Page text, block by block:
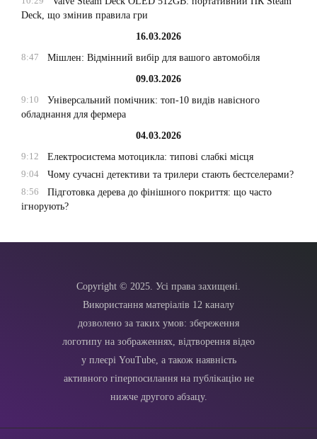
Deck, що змінив правила гри
16.03.2026
8:47
Мішлен: Відмінний вибір для вашого автомобіля
09.03.2026
9:10
Універсальний помічник: топ-10 видів навісного
обладнання для фермера
04.03.2026
9:12
Електросистема мотоцикла: типові слабкі місця
9:04
Чому сучасні детективи та трилери стають бестселерами?
8:56
Підготовка дерева до фінішного покриття: що часто
ігнорують?
Copyright © 2025. Усі права захищені.
Використання матеріалів 12 каналу
дозволено за таких умов: збереження
логотипу на зображеннях, відтворення відео
у плеєрі YouTube, а також наявність
активного гіперпосилання на публікацію не
нижче другого абзацу.